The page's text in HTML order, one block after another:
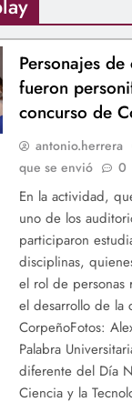
Personajes
fueron
concurso de
antonio.herrera
que se envió
0
En la actividad,
uno de los
participaron
disciplinas,
el rol de personas
el desarrollo de la
CorpeñoFotos:
Palabra
diferente del Día
Ciencia y la